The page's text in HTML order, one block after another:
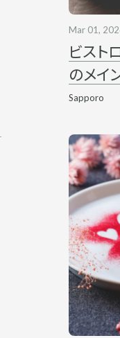
ビスト
のメイ
Mar 01,
Sapporo